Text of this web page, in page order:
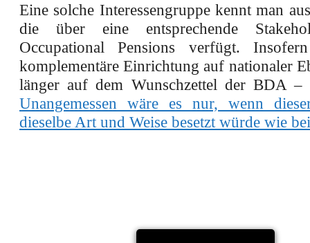
Eine solche Interessengruppe kennt man
die über eine entsprechende
Occupational Pensions verfügt.
komplementäre Einrichtung auf nationaler
länger auf dem Wunschzettel der BDA –
Unangemessen wäre es nur, wenn
dieselbe Art und Weise besetzt würde wie